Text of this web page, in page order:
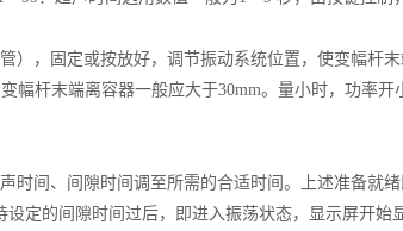
，固定或按放好，调节振动系统位置，使变幅杆末
幅杆末端离容器一般应大于30mm。量小时，功率开
间、间隙时间调至所需的合适时间。上述准备就绪
定的间隙时间过后，即进入振荡状态，显示屏开始